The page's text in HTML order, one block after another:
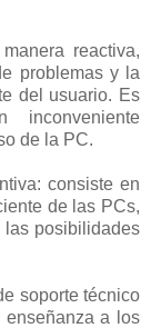
reactiva,
problemas y la
del usuario. Es
de la PC.
consiste en
de las PCs,
las posibilidades
soporte técnico
a los